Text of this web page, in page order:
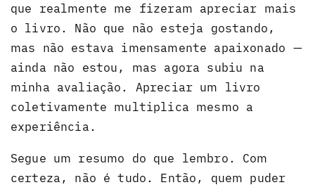
que realmente me fizeram apreciar mais
o livro. Não que não esteja gostando,
mas não estava imensamente apaixonado —
ainda não estou, mas agora subiu na
minha avaliação. Apreciar um livro
coletivamente multiplica mesmo a
experiência.
Segue um resumo do que lembro. Com
certeza, não é tudo. Então, quem puder